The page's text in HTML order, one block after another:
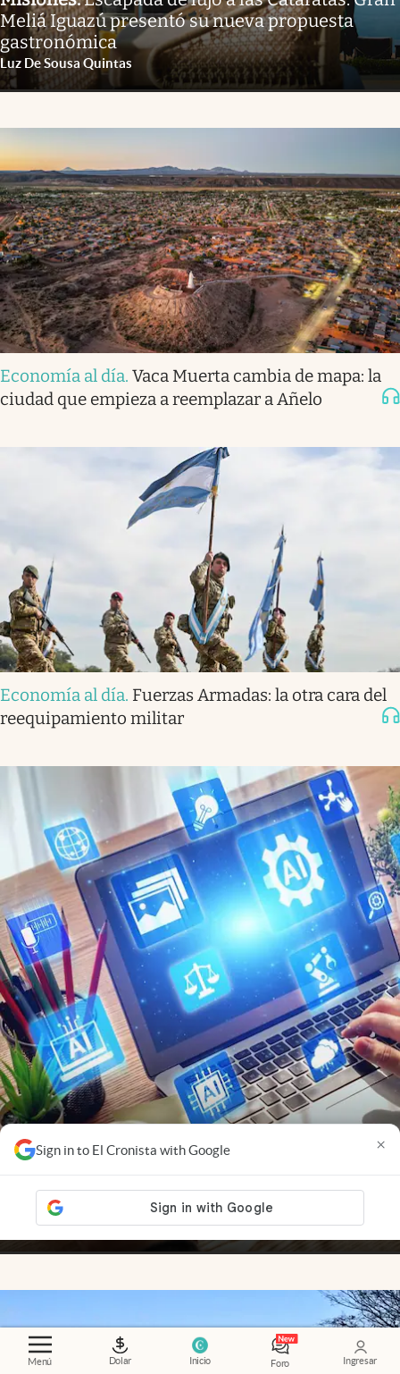
Menú Dolar Inicio Foro Ingresar
Sign in to El Cronista with Google ×
Meliá Iguazú presentó su nueva propuesta
gastronómica
Luz De Sousa Quintas
Economía al día. Vaca Muerta cambia de mapa: la
ciudad que empieza a reemplazar a Añelo
Economía al día. Fuerzas Armadas: la otra cara del
reequipamiento militar
Nuevas ganadoras.Startups AI-native: por qué
tradicionales
Adrián Mansilla Members